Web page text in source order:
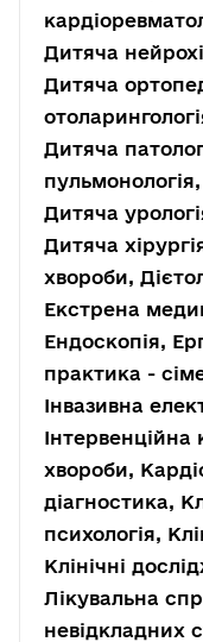
Дитяча
Дитяча
Дитяча
Дитяча
Дитяча
хвороби,
Екстрена
Ендоскопія,
практика -
Інвазивна
Інтервенційна
хвороби,
діагностика,
психологія,
Клінічні
Лікувальна
невідкладних